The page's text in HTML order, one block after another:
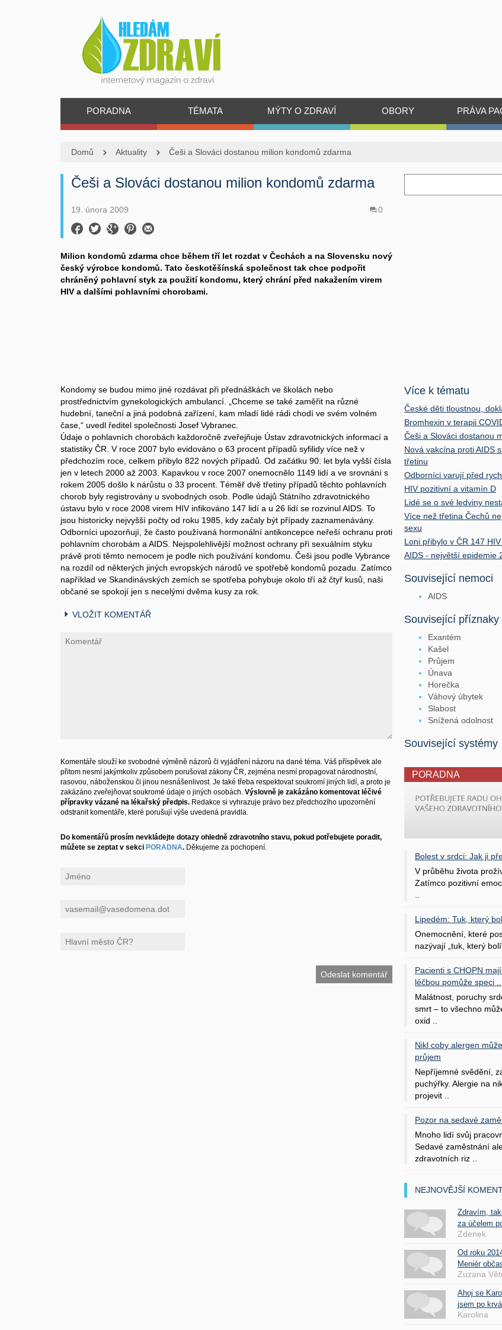
PORADNA TÉMATA MÝTY O ZDRAVÍ OBORY PRÁVA
Domů Aktuality Češi a Slováci dostanou milion kondomů zdarma
Češi a Slováci dostanou milion kondomů zdarma
19. února 2009 0
Milion kondomů zdarma chce během tří let rozdat v Čechách a na Slovensku nový
český výrobce kondomů. Tato českotěšínská společnost tak chce podpořit
chráněný pohlavní styk za použití kondomu, který chrání před nakažením virem
HIV a dalšími pohlavními chorobami.
Kondomy se budou mimo jiné rozdávat při přednáškách ve školách nebo
prostřednictvím gynekologických ambulancí. „Chceme se také zaměřit na různé
hudební, taneční a jiná podobná zařízení, kam mladí lidé rádi chodí ve svém volném
čase,“ uvedl ředitel společnosti Josef Vybranec.
Údaje o pohlavních chorobách každoročně zveřejňuje Ústav zdravotnických informací a
statistiky ČR. V roce 2007 bylo evidováno o 63 procent případů syfilidy více než v
předchozím roce, celkem přibylo 822 nových případů. Od začátku 90. let byla vyšší čísla
jen v letech 2000 až 2003. Kapavkou v roce 2007 onemocnělo 1149 lidí a ve srovnání s
rokem 2005 došlo k nárůstu o 33 procent. Téměř dvě třetiny případů těchto pohlavních
chorob byly registrovány u svobodných osob. Podle údajů Státního zdravotnického
ústavu bylo v roce 2008 virem HIV infikováno 147 lidí a u 26 lidí se rozvinul AIDS. To
jsou historicky nejvyšší počty od roku 1985, kdy začaly být případy zaznamenávány.
Odborníci upozorňují, že často používaná hormonální antikoncepce neřeší ochranu proti
pohlavním chorobám a AIDS. Nejspolehlivější možnost ochrany při sexuálním styku
právě proti těmto nemocem je podle nich používání kondomu. Češi jsou podle Vybrance
na rozdíl od některých jiných evropských národů ve spotřebě kondomů pozadu. Zatímco
například ve Skandinávských zemích se spotřeba pohybuje okolo tří až čtyř kusů, naši
občané se spokojí jen s necelými dvěma kusy za rok.
VLOŽIT KOMENTÁŘ
Komentáře slouží ke svobodné výměně názorů či vyjádření názoru na dané téma. Váš příspěvek ale
přitom nesmí jakýmkoliv způsobem porušovat zákony ČR, zejména nesmí propagovat národnostní,
rasovou, náboženskou či jinou nesnášenlivost. Je také třeba respektovat soukromí jiných lidí, a proto je
zakázáno zveřejňovat soukromé údaje o jiných osobách. Výslovně je zakázáno komentovat léčivé
přípravky vázané na lékařský předpis. Redakce si vyhrazuje právo bez předchozího upozornění
odstranit komentáře, které porušují výše uvedená pravidla.
Do komentářů prosím nevkládejte dotazy ohledně zdravotního stavu, pokud potřebujete poradit,
můžete se zeptat v sekci PORADNA. Děkujeme za pochopení.
Více k tématu
České děti tloustnou,
Bromhexin v terapii
Češi a Slováci dostanou
Nová vakcína proti AIDS
třetinu
Odborníci varují před
HIV pozitivní a vitamín D
Lidé se o své ledviny
Více než třetina Čechů
sexu
Loni přibylo v ČR 147
AIDS - největší epidemie
Související nemoci
AIDS
Související příznaky
Exantém
Kašel
Průjem
Únava
Horečka
Váhový úbytek
Slabost
Snížená odolnost
Související systémy
PORADNA
Bolest v srdci: Jak ji
V průběhu života
Zatímco pozitivní
Lipedém: Tuk, který
Onemocnění, které
nazývají „tuk, který
Pacienti s CHOPN
léčbou pomůže speci ..
Malátnost, poruchy
smrt – to všechno
oxid ..
Nikl coby alergen
průjem
Nepříjemné svědění,
puchýřky. Alergie na
projevit ..
Pozor na sedavé
Mnoho lidí svůj
Sedavé zaměstnání
zdravotních riz ..
NEJNOVĚJŠÍ
Zdravím,
za účelem
Zdenek
Od roku
Meniér
Zuzana
Ahoj se
jsem po
Karolina